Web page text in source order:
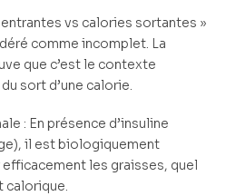
vs calories sortantes »
comme incomplet. La
que c’est le contexte
sort d’une calorie.
: En présence d’insuline
il est biologiquement
les graisses, quel
calorique.